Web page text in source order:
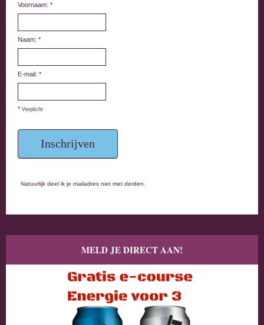
Voornaam: *
Naam: *
E-mail: *
* Verplicht
Natuurlijk deel ik je mailadres niet met derden.
MELD JE DIRECT AAN!